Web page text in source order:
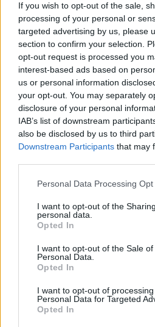
If you wish to opt-out of the sale,
processing of your personal or
targeted advertising by us, please
section to confirm your selection.
opt-out request is processed you
interest-based ads based on
us or personal information
your opt-out. You may separately
disclosure of your personal
IAB’s list of downstream
also be disclosed by us to third
Downstream Participants that may
Personal Data Processing
I want to opt-out of the
personal data.
Opted In
I want to opt-out of the Sale of
Personal Data.
Opted In
I want to opt-out of
Personal Data for Targeted
Opted In
3/1: Astra 4A (4,8E): Dom TV HD
Na kmit. 11747/V (SR 30000, FEC 3/4,
stanice DOM TV HD
3/1: Astra 4A (4,8E): Tak TV
Na kmit. 11747/V (SR 30000, FEC 3/4,
TV CENTER+
3/1: Türksat 3A (42E): TV DEN
Na freq. 12685/H (SR 27500, FEC 2/3,
TV DEN
2/1: Türksat 4A (42E): CGTN
PROMO, Şömine Keyfi HD
CGTN DOCUMENTARY HD, DIGITURK
2/1: Türksat 4A (42E): TV DEN
2/1: Türksat 3A (42E): 365 TV
Na freq. 11062/H (SR 4820, FEC 3/4) byl
2/1: Türksat 3A (42E): AGI
Na freq. 11062/H (SR 4820, FEC 3/4) byl
2/1: Türksat 4A (42E): Medyam
Na freq. 12422/H (SR 30000, FEC 3/4) byl